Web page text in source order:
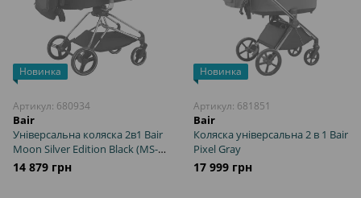
Новинка
Артикул: 680934
Bair
Універсальна коляска 2в1 Bair
Moon Silver Edition Black (MS-
01) з поворотним механізмом
14 879 грн
Новинка
Артикул: 681851
Bair
Коляска універсальна 2 в 1 Bair
Pixel Gray
17 999 грн